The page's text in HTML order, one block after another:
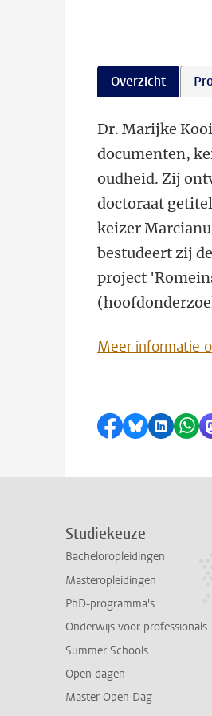
Overzicht
Dr. Marijke
documenten,
oudheid. Zij
doctoraat
keizer
bestudeert zij
project
Meer informatie
Delen op
Delen via
Delen
Studiekeuze
Bacheloropleidingen
Masteropleidingen
PhD-programma's
Onderwijs voor professionals
Summer Schools
Open dagen
Master Open Dag